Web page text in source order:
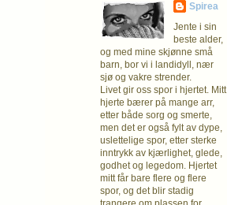
Spirea
Jente i sin
beste alder,
og med mine skjønne små
barn, bor vi i landidyll, nær
sjø og vakre strender.
Livet gir oss spor i hjertet. Mitt
hjerte bærer på mange arr,
etter både sorg og smerte,
men det er også fylt av dype,
uslettelige spor, etter sterke
inntrykk av kjærlighet, glede,
godhet og legedom. Hjertet
mitt får bare flere og flere
spor, og det blir stadig